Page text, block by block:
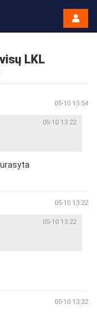
LKL
05-10 15:54
05-10 13:22
05-10 13:22
05-10 13:22
05-10 13:22